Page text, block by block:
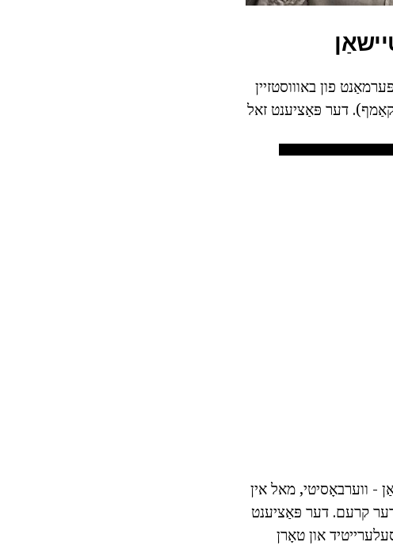
פון באוווסטזיין
קאַמף). דער פּאַציענט זאל
- ווערבאָסיטי, מאל אין
קרעם. דער פּאַציענט
און טאָרן